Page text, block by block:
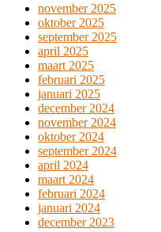
november 2025
oktober 2025
september 2025
april 2025
maart 2025
februari 2025
januari 2025
december 2024
november 2024
oktober 2024
september 2024
april 2024
maart 2024
februari 2024
januari 2024
december 2023